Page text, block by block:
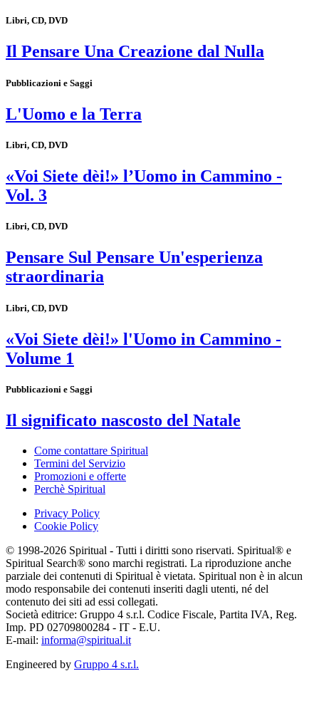
Libri, CD, DVD
Il Pensare Una Creazione dal Nulla
Pubblicazioni e Saggi
L'Uomo e la Terra
Libri, CD, DVD
«Voi Siete dèi!» l’Uomo in Cammino -
Vol. 3
Libri, CD, DVD
Pensare Sul Pensare Un'esperienza
straordinaria
Libri, CD, DVD
«Voi Siete dèi!» l'Uomo in Cammino -
Volume 1
Pubblicazioni e Saggi
Il significato nascosto del Natale
Come contattare Spiritual
Termini del Servizio
Promozioni e offerte
Perchè Spiritual
Privacy Policy
Cookie Policy
© 1998-2026 Spiritual - Tutti i diritti sono riservati. Spiritual® e
Spiritual Search® sono marchi registrati. La riproduzione anche
parziale dei contenuti di Spiritual è vietata. Spiritual non è in alcun
modo responsabile dei contenuti inseriti dagli utenti, né del
contenuto dei siti ad essi collegati.
Società editrice: Gruppo 4 s.r.l. Codice Fiscale, Partita IVA, Reg.
Imp. PD 02709800284 - IT - E.U.
E-mail: informa@spiritual.it
Engineered by Gruppo 4 s.r.l.